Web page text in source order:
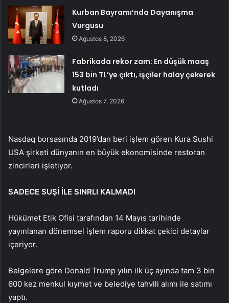
Kurban Bayramı’nda Dayanışma
Vurgusu
Ağustos 8, 2026
Fabrikada rekor zam: En düşük maaş
153 bin TL’ye çıktı, işçiler halay çekerek
kutladı
Ağustos 7, 2026
Nasdaq borsasında 2019’dan beri işlem gören Kura Sushi
USA şirketi dünyanın en büyük ekonomisinde restoran
zincirleri işletiyor.
SADECE SUŞİ İLE SINRLI KALMADI
Hükümet Etik Ofisi tarafından 14 Mayıs tarihinde
yayınlanan dönemsel işlem raporu dikkat çekici detaylar
içeriyor.
Belgelere göre Donald Trump yılın ilk üç ayında tam 3 bin
600 kez menkul kıymet ve belediye tahvili alımı ile satımı
yaptı.